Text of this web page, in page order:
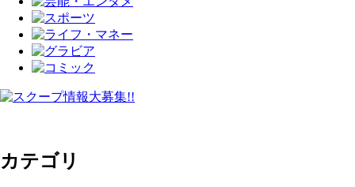
カテゴリ